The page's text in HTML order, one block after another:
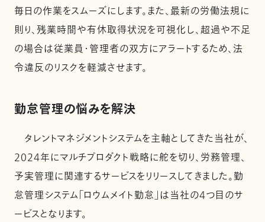
毎日の作業をスムーズにします。また、最新の労働法規に
則り、残業時間や有休取得状況を可視化し、超過や不足
の場合は従業員・管理者の双方にアラートするため、法
令違反のリスクを軽減させます。
勤怠管理の悩みを解決
タレントマネジメントシステムを主軸としてきた当社が、
2024年にマルチプロダクト戦略に舵を切り、労務管理、
予実管理に関連するサービスをリリースしてきました。勤
怠管理システム「ロウムメイト勤怠」は当社の4つ目のサ
ービスとなります。